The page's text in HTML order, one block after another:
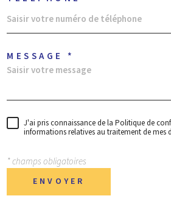
MESSAGE *
J'ai pris connaissance de la Politique de
informations relatives au traitement de mes
* champs obligatoires
ENVOYER